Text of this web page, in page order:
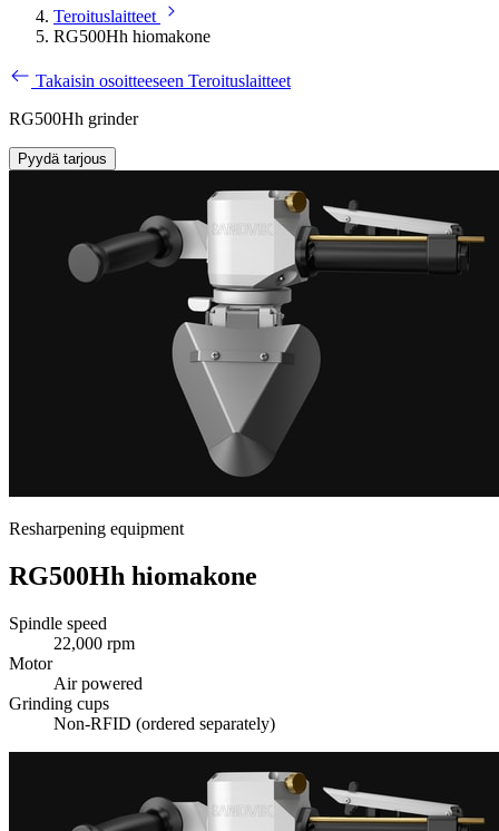
Teroituslaitteet
RG500Hh hiomakone
Takaisin osoitteeseen Teroituslaitteet
RG500Hh grinder
Pyydä tarjous
Resharpening equipment
RG500Hh hiomakone
Spindle speed
22,000 rpm
Motor
Air powered
Grinding cups
Non-RFID (ordered separately)